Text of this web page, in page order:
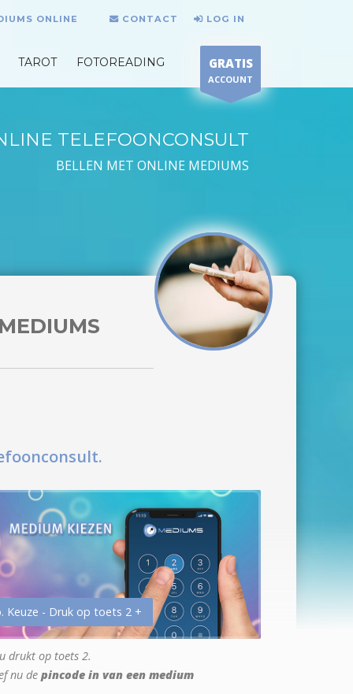
ONLINE CONTACT LOG IN
TAROT FOTOREADING GRATIS
ACCOUNT
TELEFOONCONSULT
BELLEN MET ONLINE MEDIUMS
Keuze - Druk op toets 2 +
drukt op toets 2.
nu de pincode in van een medium